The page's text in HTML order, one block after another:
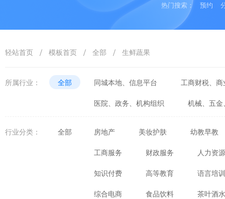
热门搜索： 预约
轻站首页 / 模板首页 / 全部 / 生鲜蔬果
所属行业： 全部 同城本地、信息平台 工商财税、
医院、政务、机构组织 机械、五
行业分类： 全部 房地产 美妆护肤 幼教早教
工商服务 财政服务 人力资源
知识付费 高等教育 语言培训
综合电商 食品饮料 茶叶酒水